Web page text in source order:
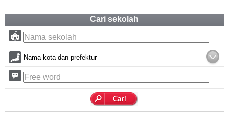
Cari sekolah
Nama kota dan prefektur